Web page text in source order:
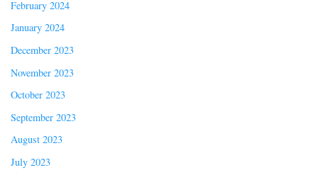
February 2024
January 2024
December 2023
November 2023
October 2023
September 2023
August 2023
July 2023